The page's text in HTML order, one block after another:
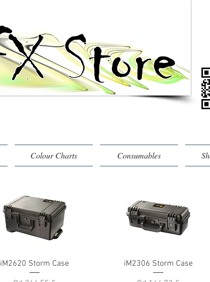
Colour Charts Consumables
Rychlý náhled
iM2620 Storm Case
Rychlý náhled
iM2306 Storm Case